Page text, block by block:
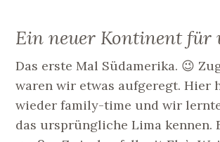
Ein neuer Kontinent für
Das erste Mal Südamerika. 😉
waren wir etwas aufgeregt. Hier
wieder family-time und wir
das ursprüngliche Lima kennen.